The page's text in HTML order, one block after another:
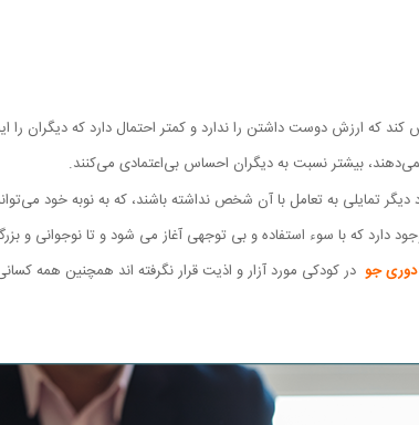
که ارزش دوست داشتن را ندارد و کمتر احتمال دارد که دیگران را
بیشتر نسبت به دیگران احساس بی‌اعتمادی می‌کنند.
دیگر تمایلی به تعامل با آن شخص نداشته باشند، که به نوبه خود
دارد که با سوء استفاده و بی توجهی آغاز می شود و تا نوجوانی و
جو در کودکی مورد آزار و اذیت قرار نگرفته اند همچنین همه